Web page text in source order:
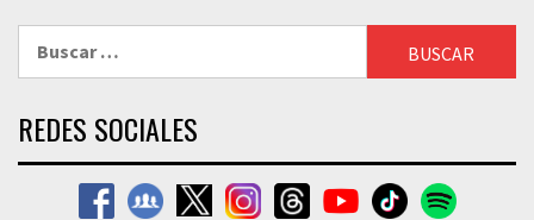
REDES SOCIALES